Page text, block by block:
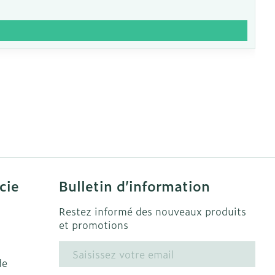
Bulletin d’information
Restez informé des nouveaux produits
et promotions
Adresse mail